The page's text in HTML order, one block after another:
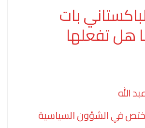
بات
هل تفعلها
الله
في الشؤون السياسية